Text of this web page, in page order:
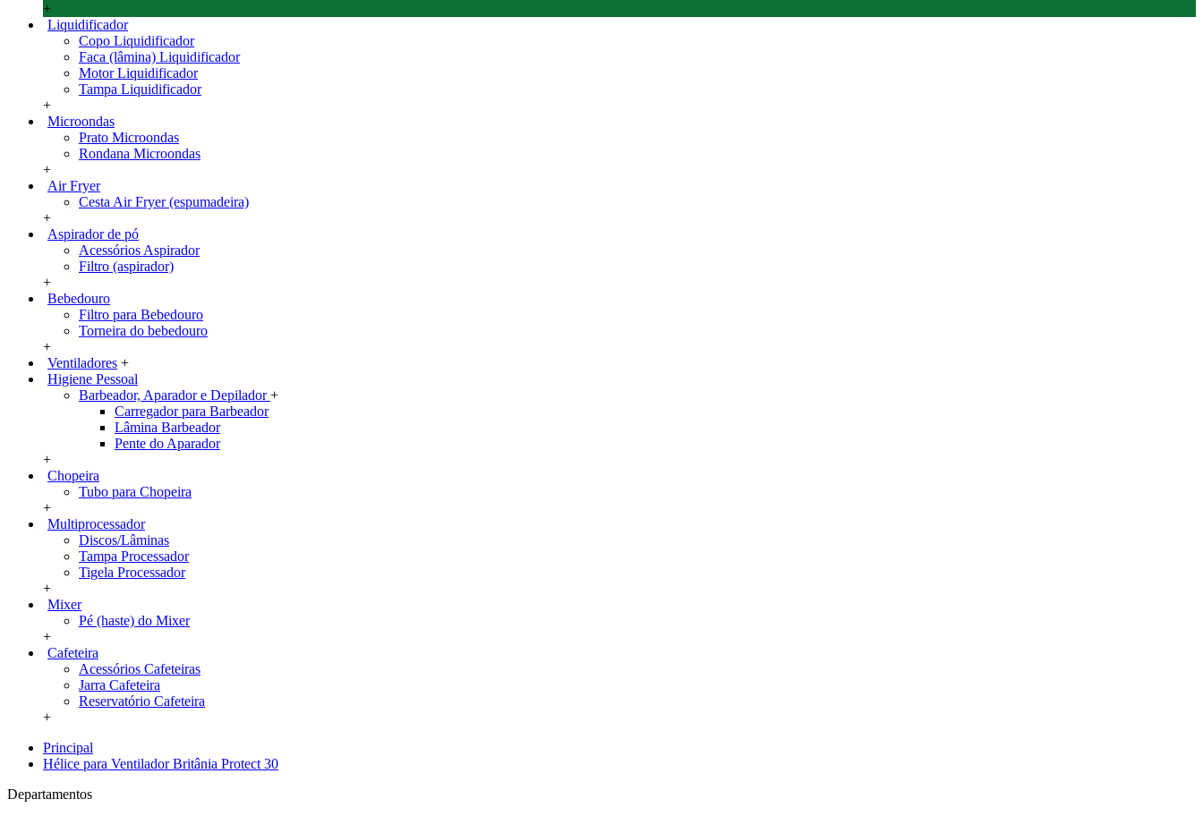
+
Liquidificador
Copo Liquidificador
Faca (lâmina) Liquidificador
Motor Liquidificador
Tampa Liquidificador
+
Microondas
Prato Microondas
Rondana Microondas
+
Air Fryer
Cesta Air Fryer (espumadeira)
+
Aspirador de pó
Acessórios Aspirador
Filtro (aspirador)
+
Bebedouro
Filtro para Bebedouro
Torneira do bebedouro
+
Ventiladores +
Higiene Pessoal
Barbeador, Aparador e Depilador+
Carregador para Barbeador
Lâmina Barbeador
Pente do Aparador
+
Chopeira
Tubo para Chopeira
+
Multiprocessador
Discos/Lâminas
Tampa Processador
Tigela Processador
+
Mixer
Pé (haste) do Mixer
+
Cafeteira
Acessórios Cafeteiras
Jarra Cafeteira
Reservatório Cafeteira
+
Principal
Hélice para Ventilador Britânia Protect 30
Departamentos